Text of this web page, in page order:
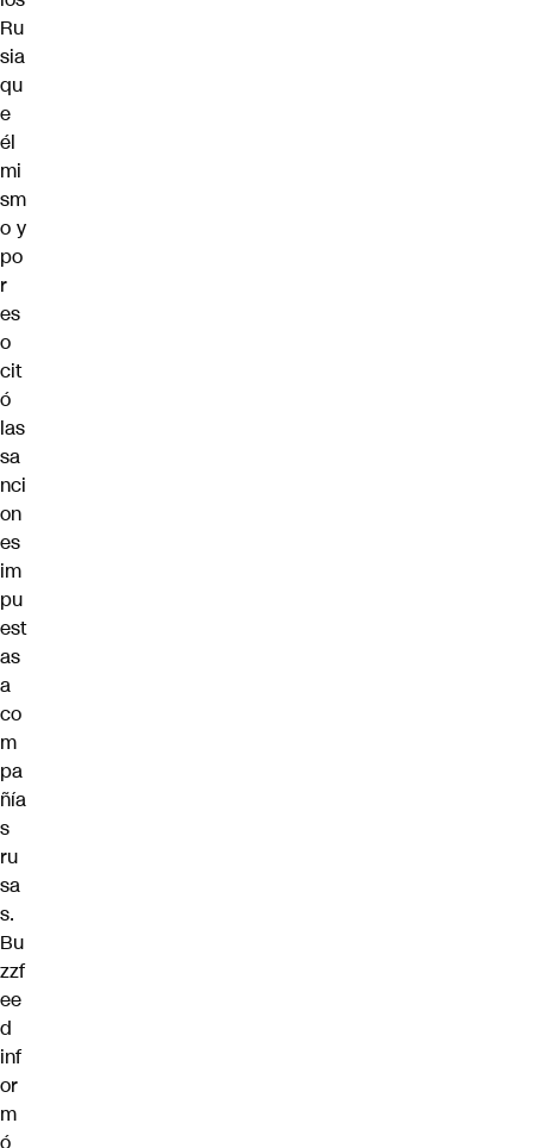
Ru
sia
qu
e
él
mi
sm
o y
po
r
es
o
cit
ó
las
sa
nci
on
es
im
pu
est
as
a
co
m
pa
ñía
s
ru
sa
s.
Bu
zzf
ee
d
inf
or
m